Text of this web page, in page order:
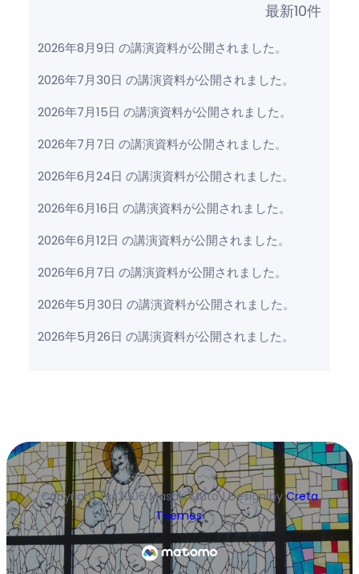
最新10件
2026年8月9日 の講演資料が公開されました。
2026年7月30日 の講演資料が公開されました。
2026年7月15日 の講演資料が公開されました。
2026年7月7日 の講演資料が公開されました。
2026年6月24日 の講演資料が公開されました。
2026年6月16日 の講演資料が公開されました。
2026年6月12日 の講演資料が公開されました。
2026年6月7日 の講演資料が公開されました。
2026年5月30日 の講演資料が公開されました。
2026年5月26日 の講演資料が公開されました。
Copyright (c)2006 Masaki Muto | Design byCreta
Themes.